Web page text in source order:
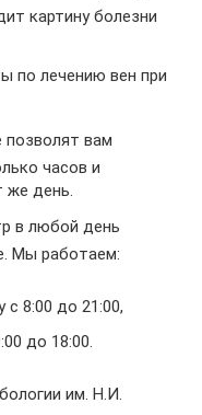
картину болезни
по лечению вен при
вам
часов и
же день.
в любой день
Мы работаем:
с 8:00 до 21:00,
до 18:00.
им. Н.И.